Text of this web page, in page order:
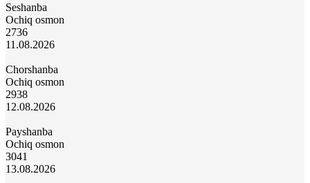
Seshanba
Ochiq osmon
2736
11.08.2026
Chorshanba
Ochiq osmon
2938
12.08.2026
Payshanba
Ochiq osmon
3041
13.08.2026